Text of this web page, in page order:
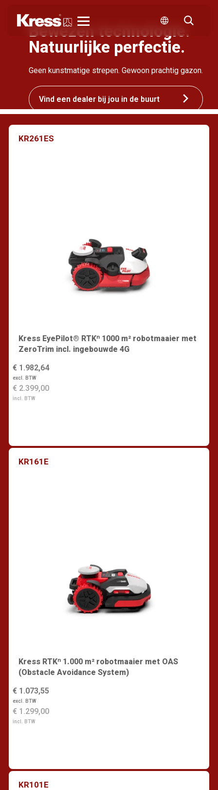
Bewezen technologie.
Natuurlijke perfectie.
Geen kunstmatige strepen. Gewoon prachtig gazon.
Vind een dealer bij jou in de buurt
KR261ES
Kress EyePilot® RTKⁿ 1000 m² robotmaaier met
ZeroTrim incl. ingebouwde 4G
€ 1.982,64
excl. BTW
€ 2.399,00
incl. BTW
KR161E
Kress RTKⁿ 1.000 m² robotmaaier met OAS
(Obstacle Avoidance System)
€ 1.073,55
excl. BTW
€ 1.299,00
incl. BTW
KR101E